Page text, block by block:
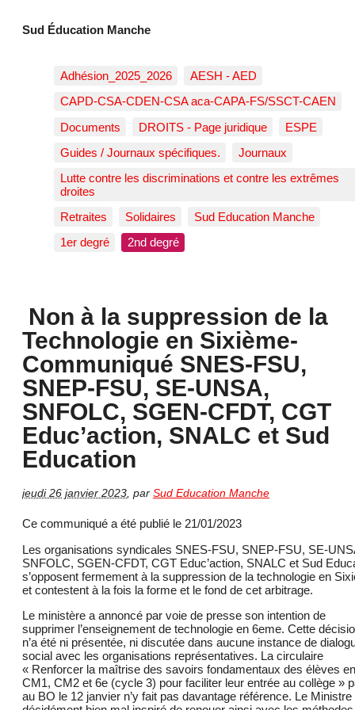
Sud Éducation Manche
Adhésion_2025_2026
AESH - AED
CAPD-CSA-CDEN-CSA aca-CAPA-FS/SSCT-CAEN
Documents
DROITS - Page juridique
ESPE
Guides / Journaux spécifiques.
Journaux
Lutte contre les discriminations et contre les extrêmes
droites
Retraites
Solidaires
Sud Education Manche
1er degré
2nd degré
Non à la suppression de la
Technologie en Sixième-
Communiqué SNES-FSU,
SNEP-FSU, SE-UNSA,
SNFOLC, SGEN-CFDT, CGT
Educ’action, SNALC et Sud
Education
jeudi 26 janvier 2023 par Sud Education Manche
Ce communiqué a été publié le 21/01/2023
Les organisations syndicales SNES-FSU, SNEP-FSU, SE-
SNFOLC, SGEN-CFDT, CGT Educ’action, SNALC et Sud
s’opposent fermement à la suppression de la technologie en
et contestent à la fois la forme et le fond de cet arbitrage.
Le ministère a annoncé par voie de presse son intention de
supprimer l’enseignement de technologie en 6eme. Cette
n’a été ni présentée, ni discutée dans aucune instance de
social avec les organisations représentatives. La circulaire
« Renforcer la maîtrise des savoirs fondamentaux des élèves en
CM1, CM2 et 6e (cycle 3) pour faciliter leur entrée au collège »
au BO le 12 janvier n’y fait pas davantage référence. Le Ministre